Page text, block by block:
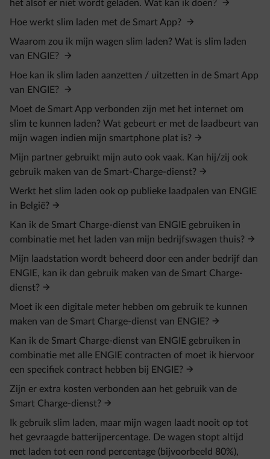
het alsof er niet wordt geladen. Wat kan ik doen?
Hoe werkt slim laden met de Smart App?
Waarom zou ik mijn wagen slim laden? Wat is slim laden
van ENGIE?
Hoe kan ik slim laden aanzetten / uitzetten in de Smart App
van ENGIE?
Moet de Smart App verbonden zijn met het internet om
slim te kunnen laden? Wat gebeurt er met de laadbeurt van
mijn wagen indien mijn smartphone plat is?
Mijn partner gebruikt mijn auto ook vaak. Kan hij/zij ook
gebruik maken van de Smart-Charge-dienst?
Werkt het slim laden ook op publieke laadpalen van ENGIE
in België?
Kan ik de Smart Charge-dienst van ENGIE gebruiken in
combinatie met het laden van mijn bedrijfswagen thuis?
Mijn laadstation wordt beheerd door een ander bedrijf dan
ENGIE, kan ik dan gebruik maken van de Smart Charge-
dienst?
Moet ik een digitale meter hebben om gebruik te kunnen
maken van de Smart Charge-dienst van ENGIE?
Kan ik de Smart Charge-dienst van ENGIE gebruiken in
combinatie met alle ENGIE contracten of moet ik hiervoor
een specifiek contract hebben bij ENGIE?
Zijn er extra kosten verbonden aan het gebruik van de
Smart Charge-dienst?
Ik gebruik slim laden, maar mijn wagen laadt nooit op tot
het gevraagde batterijpercentage. De wagen stopt altijd
met laden tot een rond percentage (bijvoorbeeld 80%),